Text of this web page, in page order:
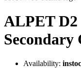
ALPET D2
Secondary
Availability: